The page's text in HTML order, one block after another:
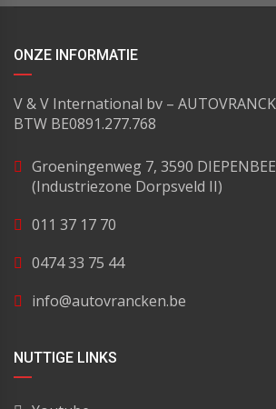
ONZE INFORMATIE
V & V International bv –
BTW BE0891.277.768
Groeningenweg 7, 3590
(Industriezone Dorpsveld II)
011 37 17 70
0474 33 75 44
info@autovrancken.be
NUTTIGE LINKS